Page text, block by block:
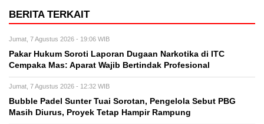
BERITA TERKAIT
Jumat, 7 Agustus 2026 - 19:06 WIB
Pakar Hukum Soroti Laporan Dugaan Narkotika di ITC
Cempaka Mas: Aparat Wajib Bertindak Profesional
Jumat, 7 Agustus 2026 - 12:32 WIB
Bubble Padel Sunter Tuai Sorotan, Pengelola Sebut PBG
Masih Diurus, Proyek Tetap Hampir Rampung